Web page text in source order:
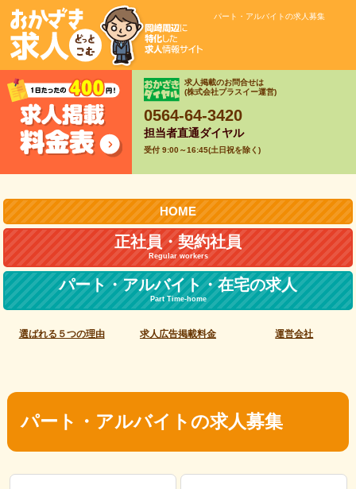
パート・アルバイトの求人募集
求人掲載のお問合せは
(株式会社プラスイー運営)
0564-64-3420
担当者直通ダイヤル
受付 9:00～16:45(土日祝を除く)
HOME
正社員・契約社員
Regular workers
パート・アルバイト・在宅の求人
Part Time-home
選ばれる５つの理由 求人広告掲載料金 運営会社
パート・アルバイトの求人募集